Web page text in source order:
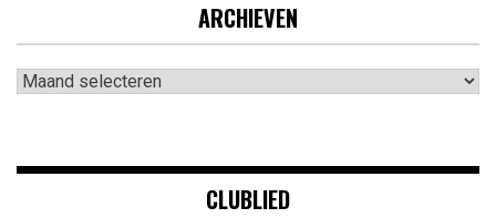
ARCHIEVEN
Archieven
CLUBLIED